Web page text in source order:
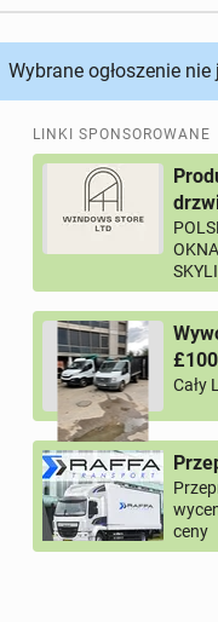
Wybrane ogłoszenie
LINKI SPONSOROWANE
£100
Cały
ceny